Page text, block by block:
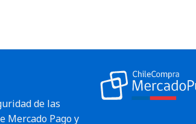
de las
Mercado Pago y